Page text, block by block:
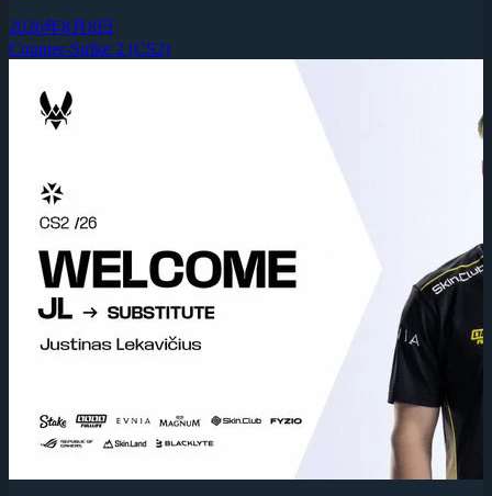
2026年8月8日
Counter-Strike 2 (CS2)